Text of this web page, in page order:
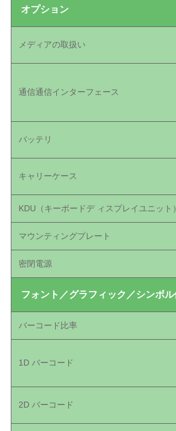
オプション
メディアの取扱い
通信通信インターフェース
バッテリ
キャリーケース
KDU（キーボードデ ィスプレイユニット）
マウンティングプレート
密閉電源
フォント／グラフィック／シンボ
バーコード比率
1D バーコード
2D バーコード